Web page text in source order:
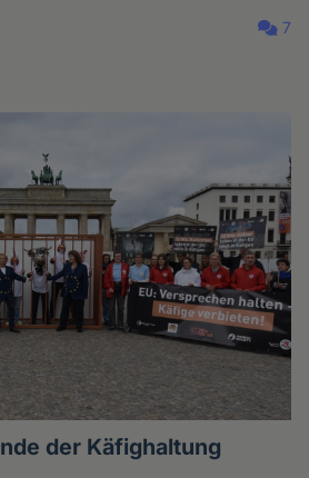
7
der Käfighaltung